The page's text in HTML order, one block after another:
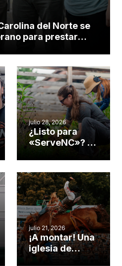
del Norte se
para prestar
julio 28, 2026
¿Listo para
«ServeNC»? 4
obra de Dios
durante la
Semana
ServeNC
julio 21, 2026
¡A montar! Una
iglesia de